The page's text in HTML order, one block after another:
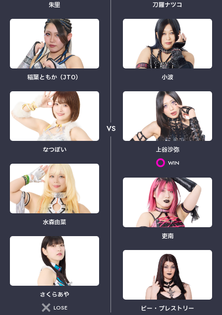
朱里
稲葉ともか（JTO）
なつぽい
水森由菜
さくらあや
LOSE
VS
刀羅ナツコ
小波
上谷沙弥
WIN
吏南
ビー・プレストリー